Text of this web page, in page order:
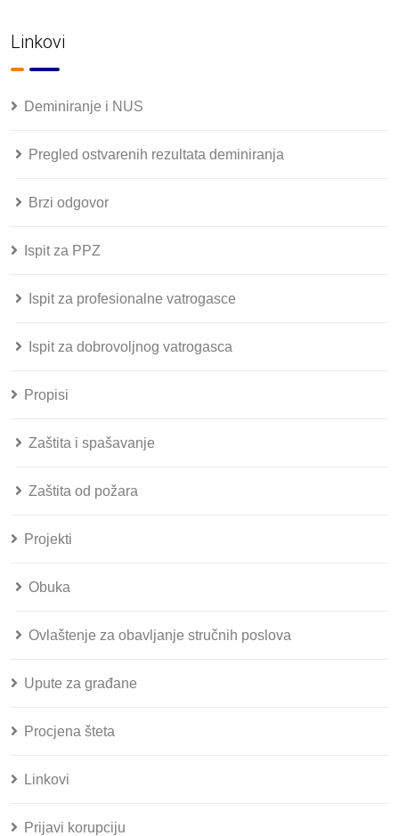
Linkovi
Deminiranje i NUS
Pregled ostvarenih rezultata deminiranja
Brzi odgovor
Ispit za PPZ
Ispit za profesionalne vatrogasce
Ispit za dobrovoljnog vatrogasca
Propisi
Zaštita i spašavanje
Zaštita od požara
Projekti
Obuka
Ovlaštenje za obavljanje stručnih poslova
Upute za građane
Procjena šteta
Linkovi
Prijavi korupciju